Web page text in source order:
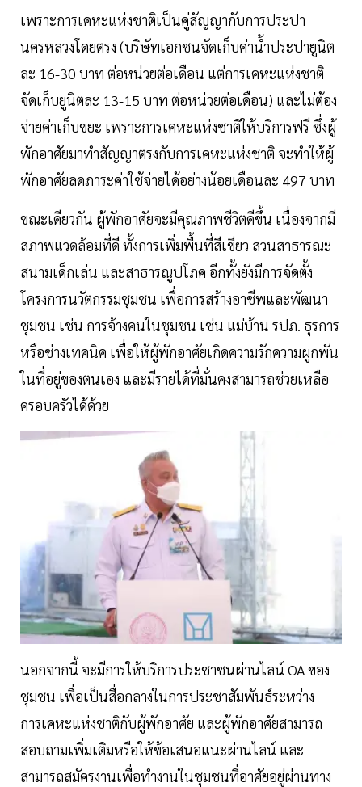
เพราะการเคหะแห่งชาติเป็นคู่สัญญากับการประปา
นครหลวงโดยตรง (บริษัทเอกชนจัดเก็บค่าน้ำประปายูนิต
ละ 16-30 บาท ต่อหน่วยต่อเดือน แต่การเคหะแห่งชาติ
จัดเก็บยูนิตละ 13-15 บาท ต่อหน่วยต่อเดือน) และไม่ต้อง
จ่ายค่าเก็บขยะ เพราะการเคหะแห่งชาติให้บริการฟรี ซึ่งผู้
พักอาศัยมาทำสัญญาตรงกับการเคหะแห่งชาติ จะทำให้ผู้
พักอาศัยลดภาระค่าใช้จ่ายได้อย่างน้อยเดือนละ 497 บาท
ขณะเดียวกัน ผู้พักอาศัยจะมีคุณภาพชีวิตดีขึ้น เนื่องจากมี
สภาพแวดล้อมที่ดี ทั้งการเพิ่มพื้นที่สีเขียว สวนสาธารณะ
สนามเด็กเล่น และสาธารณูปโภค อีกทั้งยังมีการจัดตั้ง
โครงการนวัตกรรมชุมชน เพื่อการสร้างอาชีพและพัฒนา
ชุมชน เช่น การจ้างคนในชุมชน เช่น แม่บ้าน รปภ. ธุรการ
หรือช่างเทคนิค เพื่อให้ผู้พักอาศัยเกิดความรักความผูกพัน
ในที่อยู่ของตนเอง และมีรายได้ที่มั่นคงสามารถช่วยเหลือ
ครอบครัวได้ด้วย
นอกจากนี้ จะมีการให้บริการประชาชนผ่านไลน์ OA ของ
ชุมชน เพื่อเป็นสื่อกลางในการประชาสัมพันธ์ระหว่าง
การเคหะแห่งชาติกับผู้พักอาศัย และผู้พักอาศัยสามารถ
สอบถามเพิ่มเติมหรือให้ข้อเสนอแนะผ่านไลน์ และ
สามารถสมัครงานเพื่อทำงานในชุมชนที่อาศัยอยู่ผ่านทาง